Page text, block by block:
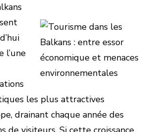
l’une
les plus attractives
drainant chaque année des